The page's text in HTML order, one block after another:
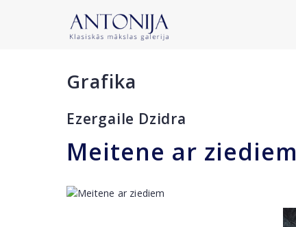
Grafika
Ezergaile Dzidra
Meitene ar ziediem